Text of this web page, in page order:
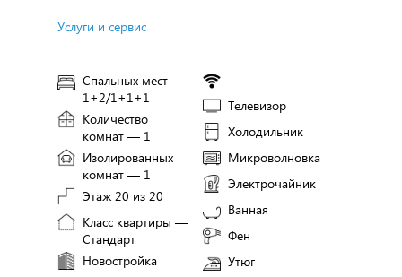
Услуги и сервис
Спальных мест —
1+2/1+1+1
Количество
комнат — 1
Изолированных
комнат — 1
Этаж 20 из 20
Класс квартиры —
Стандарт
Новостройка
Телевизор
Холодильник
Микроволновка
Электрочайник
Ванная
Фен
Утюг